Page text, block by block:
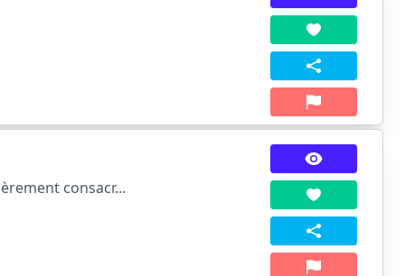
consacr...